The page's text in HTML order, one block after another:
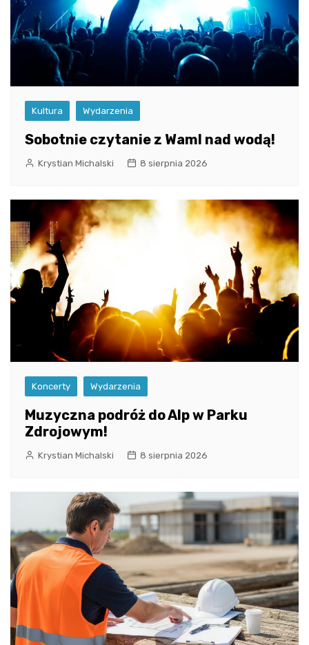
Kultura Wydarzenia
Sobotnie czytanie z WamI nad wodą!
Krystian Michalski 8 sierpnia 2026
Koncerty Wydarzenia
Muzyczna podróż do Alp w Parku
Zdrojowym!
Krystian Michalski 8 sierpnia 2026